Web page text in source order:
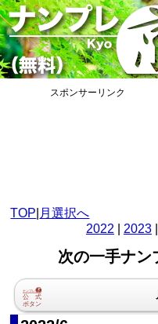
スポンサーリンク
TOP 月選択へ
2022
2023|
次の一手ナン